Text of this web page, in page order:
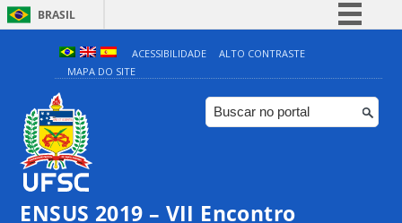
BRASIL
Simplifique!
Comunica BR
Participe
ACESSIBILIDADE
ALTO CONTRASTE
MAPA DO SITE
ENSUS 2019 – VII Encontro